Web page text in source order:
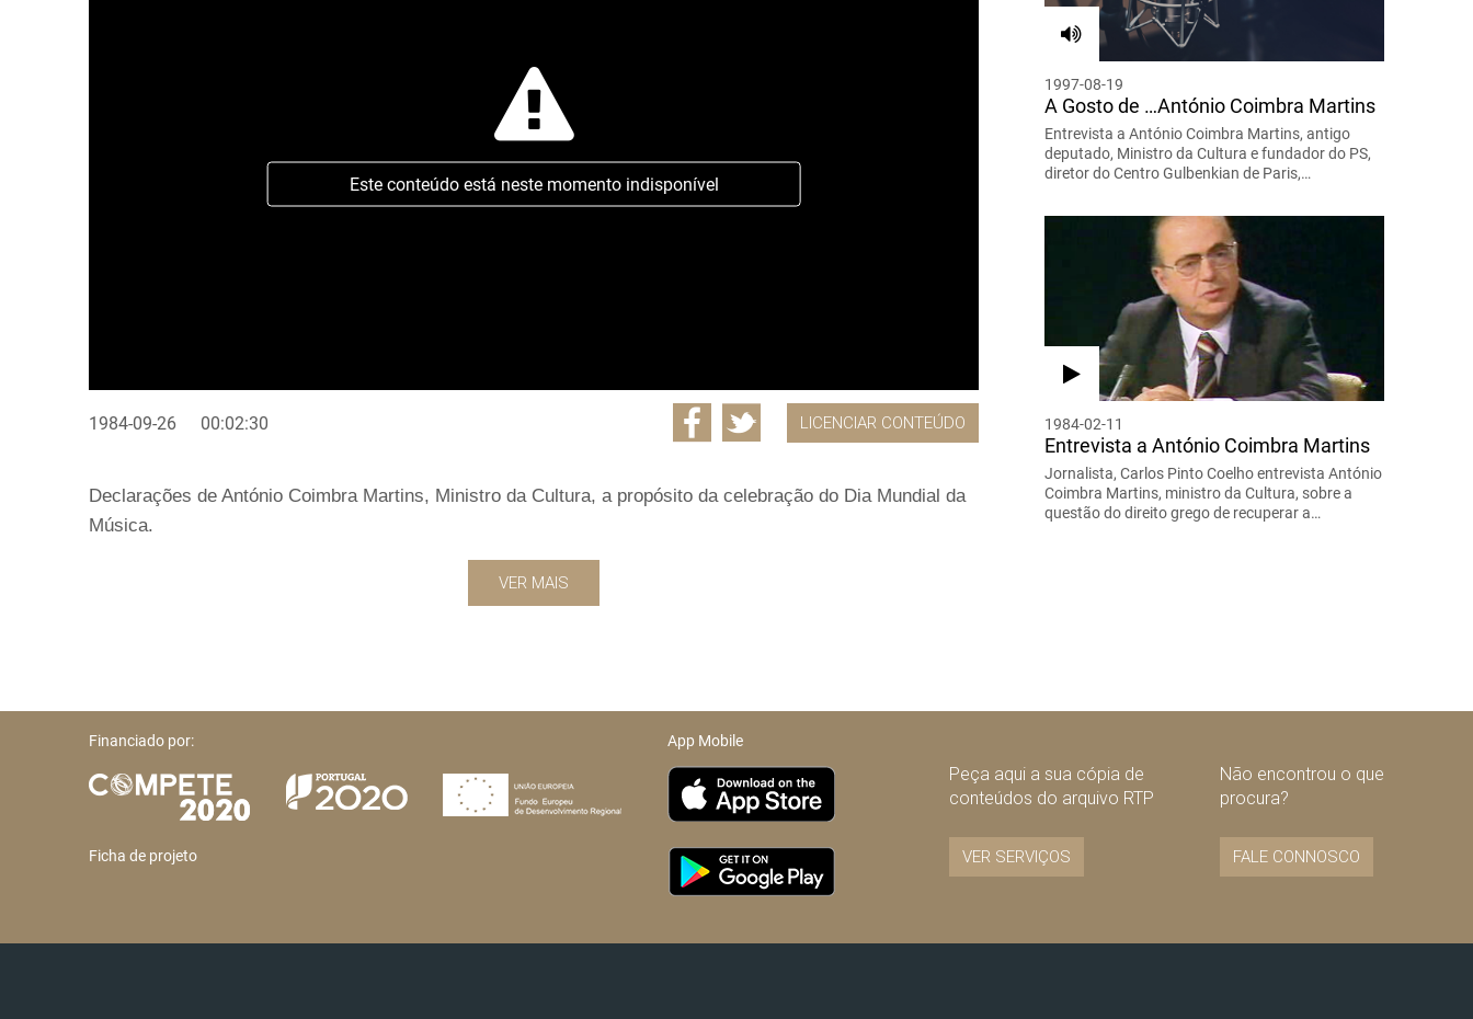
Este conteúdo está neste momento indisponível
1984-09-26 00:02:30 LICENCIAR CONTEÚDO
Declarações de António Coimbra Martins, Ministro da Cultura, a propósito da celebração do Dia Mundial da
Música.
VER MAIS
1997-08-19
A Gosto de …António Coimbra Martins
Entrevista a António Coimbra Martins, antigo
deputado, Ministro da Cultura e fundador do PS,
diretor do Centro Gulbenkian de Paris,…
1984-02-11
Entrevista a António Coimbra Martins
Jornalista, Carlos Pinto Coelho entrevista António
Coimbra Martins, ministro da Cultura, sobre a
questão do direito grego de recuperar a…
Financiado por:
Ficha de projeto
App Mobile
Peça aqui a sua cópia de
conteúdos do arquivo RTP
VER SERVIÇOS
Não encontrou o que
procura?
FALE CONNOSCO